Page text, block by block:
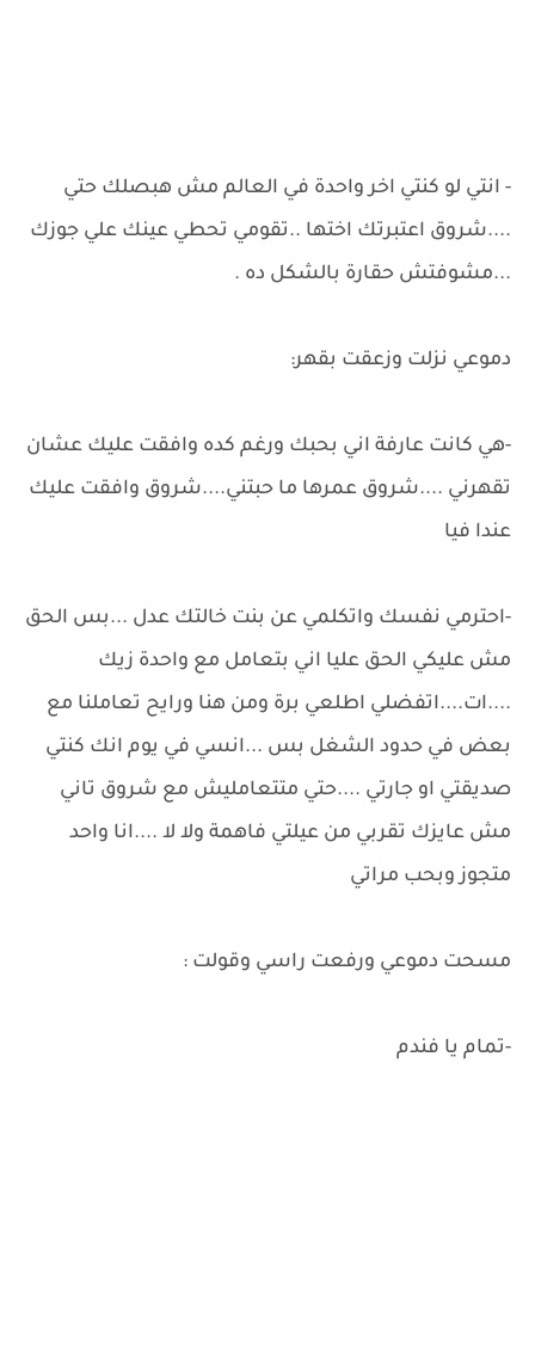
- انتي لو كنتي اخر واحدة في العالم مش هبصلك حتي
....شروق اعتبرتك اختها ..تقومي تحطي عينك علي جوزك
...مشوفتش حقارة بالشكل ده .
دموعي نزلت وزعقت بقهر:
-هي كانت عارفة اني بحبك ورغم كده وافقت عليك عشان
تقهرني ....شروق عمرها ما حبتني....شروق وافقت عليك
عندا فيا
-احترمي نفسك واتكلمي عن بنت خالتك عدل ...بس الحق
مش عليكي الحق عليا اني بتعامل مع واحدة زيك
....ات....اتفضلي اطلعي برة ومن هنا ورايح تعاملنا مع
بعض في حدود الشغل بس ...انسي في يوم انك كنتي
صديقتي او جارتي ....حتي متتعامليش مع شروق تاني
مش عايزك تقربي من عيلتي فاهمة ولا لا ....انا واحد
متجوز وبحب مراتي
مسحت دموعي ورفعت راسي وقولت :
-تمام يا فندم